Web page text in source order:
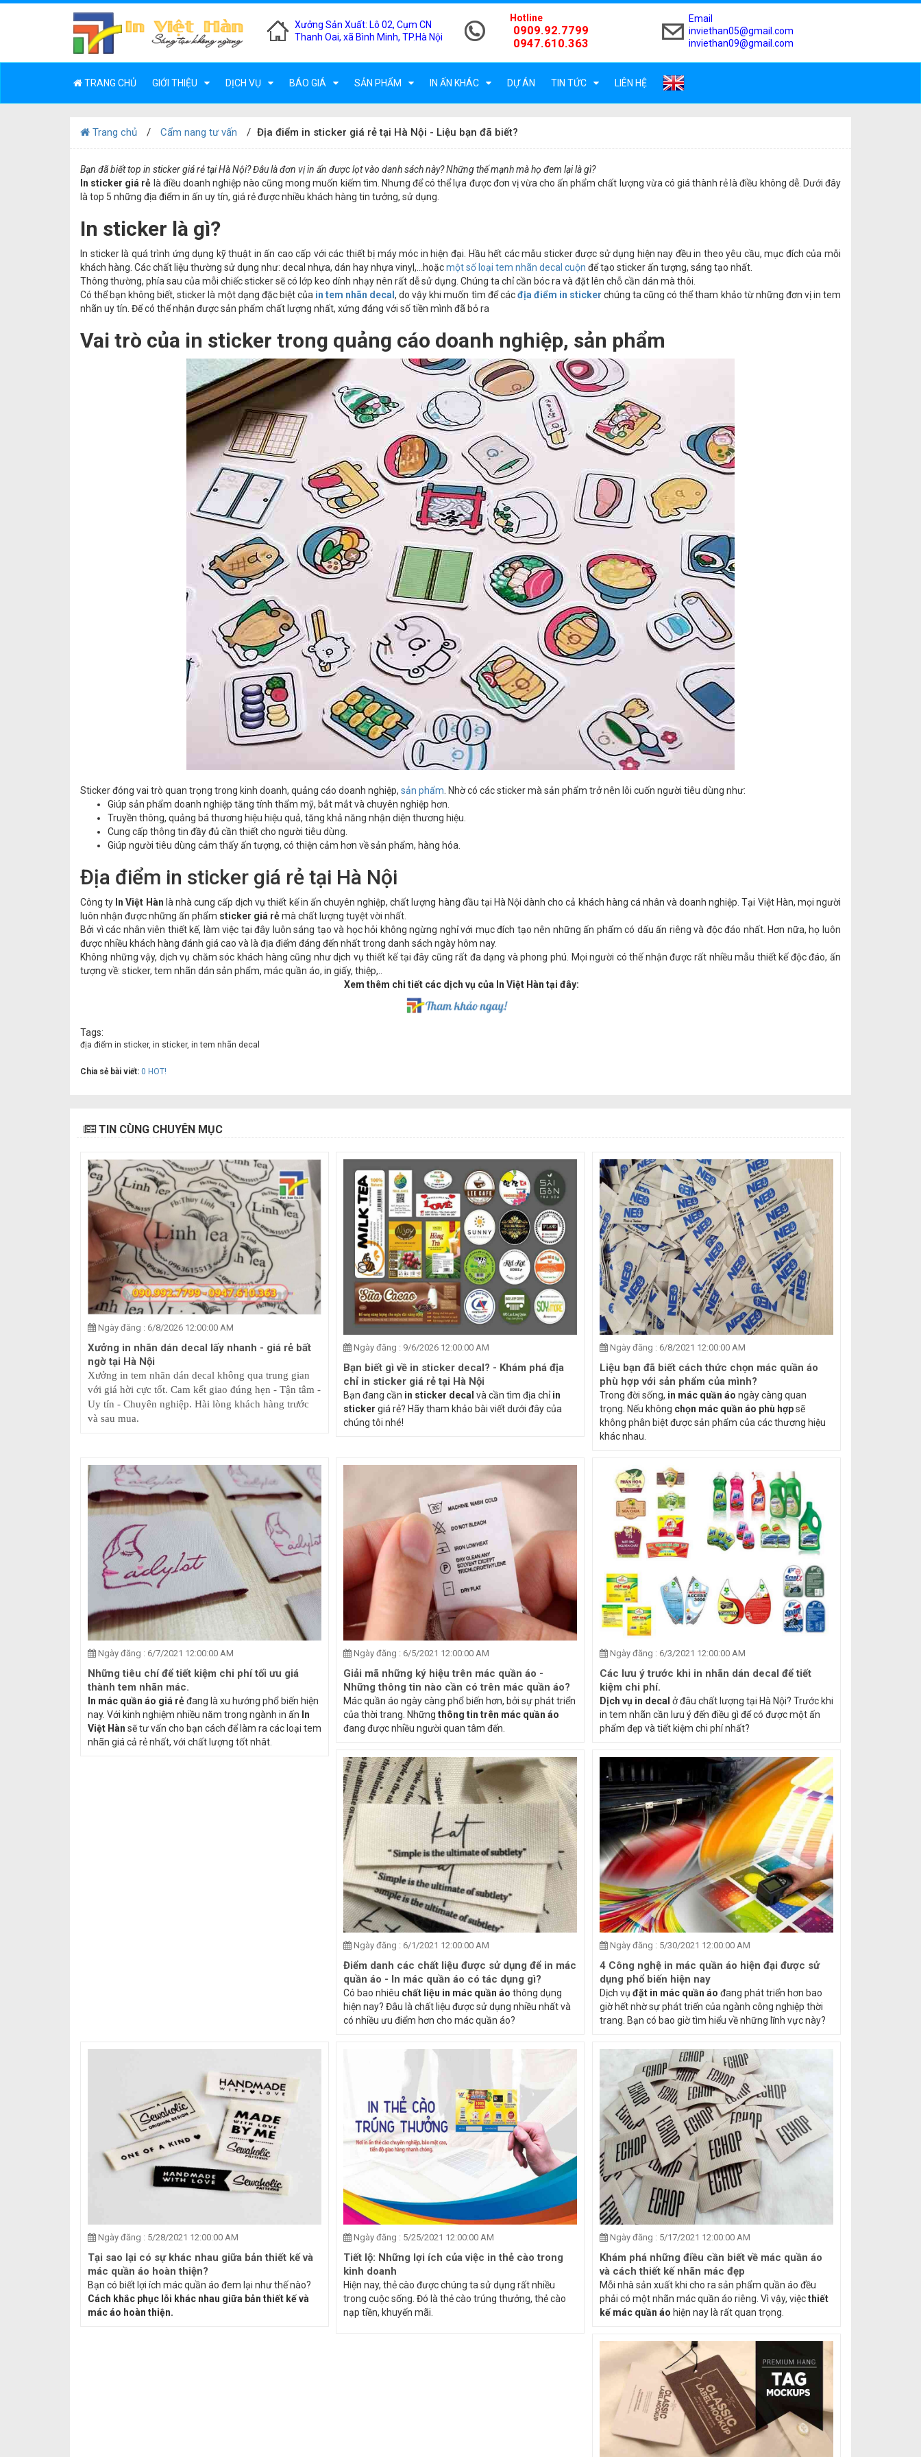
Xưởng Sản Xuất: Lô 02, Cụm CN
Thanh Oai, xã Bình Minh, TP.Hà Nội
Hotline
0909.92.7799
0947.610.363
Email
inviethan05@gmail.com
inviethan09@gmail.com
TRANG CHỦ GIỚI THIỆU DỊCH VỤ BÁO GIÁ SẢN PHẨM IN ẤN KHÁC DỰ ÁN TIN TỨC LIÊN HỆ
Trang chủ Cẩm nang tư vấn Địa điểm in sticker giá rẻ tại Hà Nội - Liệu bạn đã biết?
Bạn đã biết top in sticker giá rẻ tại Hà Nội? Đâu là đơn vị in ấn được lọt vào danh sách này? Những thế mạnh mà họ đem lại là gì?
In sticker giá rẻ là điều doanh nghiệp nào cũng mong muốn kiếm tìm. Nhưng để có thể lựa được đơn vị vừa cho ấn phẩm chất lượng vừa có giá thành rẻ là điều không dễ. Dưới đây
là top 5 những địa điểm in ấn uy tín, giá rẻ được nhiều khách hàng tin tưởng, sử dụng.
In sticker là gì?
In sticker là quá trình ứng dụng kỹ thuật in ấn cao cấp với các thiết bị máy móc in hiện đại. Hầu hết các mẫu sticker được sử dụng hiện nay đều in theo yêu cầu, mục đích của mỗi
khách hàng. Các chất liệu thường sử dụng như: decal nhựa, dán hay nhựa vinyl,…hoặcmột số loại tem nhãn decal cuộn để tạo sticker ấn tượng, sáng tạo nhất.
Thông thường, phía sau của mỗi chiếc sticker sẽ có lớp keo dính nhạy nên rất dễ sử dụng. Chúng ta chỉ cần bóc ra và đặt lên chỗ cần dán mà thôi.
Có thể bạn không biết, sticker là một dạng đặc biệt của in tem nhãn decal, do vậy khi muốn tìm để cácđịa điểm in sticker chúng ta cũng có thể tham khảo từ những đơn vị in tem
nhãn uy tín. Để có thể nhận được sản phẩm chất lượng nhất, xứng đáng với số tiền mình đã bỏ ra
Vai trò của in sticker trong quảng cáo doanh nghiệp, sản phẩm
Sticker đóng vai trò quan trọng trong kinh doanh, quảng cáo doanh nghiệp, sản phẩm . Nhờ có các sticker mà sản phẩm trở nên lôi cuốn người tiêu dùng như:
Giúp sản phẩm doanh nghiệp tăng tính thẩm mỹ, bắt mắt và chuyên nghiệp hơn.
Truyền thông, quảng bá thương hiệu hiệu quả, tăng khả năng nhận diện thương hiệu.
Cung cấp thông tin đầy đủ cần thiết cho người tiêu dùng.
Giúp người tiêu dùng cảm thấy ấn tượng, có thiện cảm hơn về sản phẩm, hàng hóa.
Địa điểm in sticker giá rẻ tại Hà Nội
Công ty In Việt Hàn là nhà cung cấp dịch vụ thiết kế in ấn chuyên nghiệp, chất lượng hàng đầu tại Hà Nội dành cho cả khách hàng cá nhân và doanh nghiệp. Tại Việt Hàn, mọi người
luôn nhận được những ấn phẩm sticker giá rẻmà chất lượng tuyệt vời nhất.
Bởi vì các nhân viên thiết kế, làm việc tại đây luôn sáng tạo và học hỏi không ngừng nghỉ với mục đích tạo nên những ấn phẩm có dấu ấn riêng và độc đáo nhất. Hơn nữa, họ luôn
được nhiều khách hàng đánh giá cao và là địa điểm đáng đến nhất trong danh sách ngày hôm nay.
Không những vậy, dịch vụ chăm sóc khách hàng cũng như dịch vụ thiết kế tại đây cũng rất đa dạng và phong phú. Mọi người có thế nhận được rất nhiều mẫu thiết kế độc đáo, ấn
tượng về: sticker, tem nhãn dán sản phẩm, mác quần áo, in giấy, thiệp,..
Xem thêm chi tiết các dịch vụ của In Việt Hàn tại đây:
Tags:
địa điểm in sticker, in sticker, in tem nhãn decal
Chia sẻ bài viết: 0 HOT!
TIN CÙNG CHUYÊN MỤC
Ngày đăng : 6/8/2026 12:00:00 AM
Xưởng in nhãn dán decal lấy nhanh - giá rẻ bất
ngờ tại Hà Nội
Xưởng in tem nhãn dán decal không qua trung gian
với giá hời cực tốt. Cam kết giao đúng hẹn - Tận tâm -
Uy tín - Chuyên nghiệp. Hài lòng khách hàng trước
và sau mua.
Ngày đăng : 9/6/2026 12:00:00 AM
Bạn biết gì về in sticker decal? - Khám phá địa
chỉ in sticker giá rẻ tại Hà Nội
Bạn đang cần in sticker decal và cần tìm địa chỉin
stickergiá rẻ? Hãy tham khảo bài viết dưới đây của
chúng tôi nhé!
Ngày đăng : 6/8/2021 12:00:00 AM
Liệu bạn đã biết cách thức chọn mác quần áo
phù hợp với sản phẩm của mình?
Trong đời sống, in mác quần áo ngày càng quan
trọng. Nếu không chọn mác quần áo phù hợpsẽ
không phân biệt được sản phẩm của các thương hiệu
khác nhau.
Ngày đăng : 6/7/2021 12:00:00 AM
Những tiêu chí để tiết kiệm chi phí tối ưu giá
thành tem nhãn mác.
In mác quần áo giá rẻđang là xu hướng phổ biến hiện
nay. Với kinh nghiệm nhiều năm trong ngành in ấn In
Việt Hàn sẽ tư vấn cho bạn cách để làm ra các loại tem
nhãn giá cả rẻ nhất, với chất lượng tốt nhât.
Ngày đăng : 6/5/2021 12:00:00 AM
Giải mã những ký hiệu trên mác quần áo -
Những thông tin nào cần có trên mác quần áo?
Mác quần áo ngày càng phổ biến hơn, bởi sự phát triển
của thời trang. Những thông tin trên mác quần áo
đang được nhiều người quan tâm đến.
Ngày đăng : 6/3/2021 12:00:00 AM
Các lưu ý trước khi in nhãn dán decal để tiết
kiệm chi phí.
Dịch vụ in decal ở đâu chất lượng tại Hà Nội? Trước khi
in tem nhãn cần lưu ý đến điều gì để có được một ấn
phẩm đẹp và tiết kiệm chi phí nhất?
Ngày đăng : 6/1/2021 12:00:00 AM
Điểm danh các chất liệu được sử dụng để in mác
quần áo - In mác quần áo có tác dụng gì?
Có bao nhiêu chất liệu in mác quần áo thông dụng
hiện nay? Đâu là chất liệu được sử dụng nhiều nhất và
có nhiều ưu điểm hơn cho mác quần áo?
Ngày đăng : 5/30/2021 12:00:00 AM
4 Công nghệ in mác quần áo hiện đại được sử
dụng phổ biến hiện nay
Dịch vụ đặt in mác quần áo đang phát triển hơn bao
giờ hết nhờ sự phát triển của ngành công nghiệp thời
trang. Bạn có bao giờ tìm hiểu về những lĩnh vực này?
Ngày đăng : 5/28/2021 12:00:00 AM
Tại sao lại có sự khác nhau giữa bản thiết kế và
mác quần áo hoàn thiện?
Bạn có biết lợi ích mác quần áo đem lại như thế nào?
Cách khắc phục lỗi khác nhau giữa bản thiết kế và
mác áo hoàn thiện.
Ngày đăng : 5/25/2021 12:00:00 AM
Tiết lộ: Những lợi ích của việc in thẻ cào trong
kinh doanh
Hiện nay, thẻ cào được chúng ta sử dụng rất nhiều
trong cuộc sống. Đó là thẻ cào trúng thưởng, thẻ cào
nạp tiền, khuyến mãi.
Ngày đăng : 5/17/2021 12:00:00 AM
Khám phá những điều cần biết về mác quần áo
và cách thiết kế nhãn mác đẹp
Mỗi nhà sản xuất khi cho ra sản phẩm quần áo đều
phải có một nhãn mác quần áo riêng. Vì vậy, việcthiết
kế mác quần áo hiện nay là rất quan trọng.